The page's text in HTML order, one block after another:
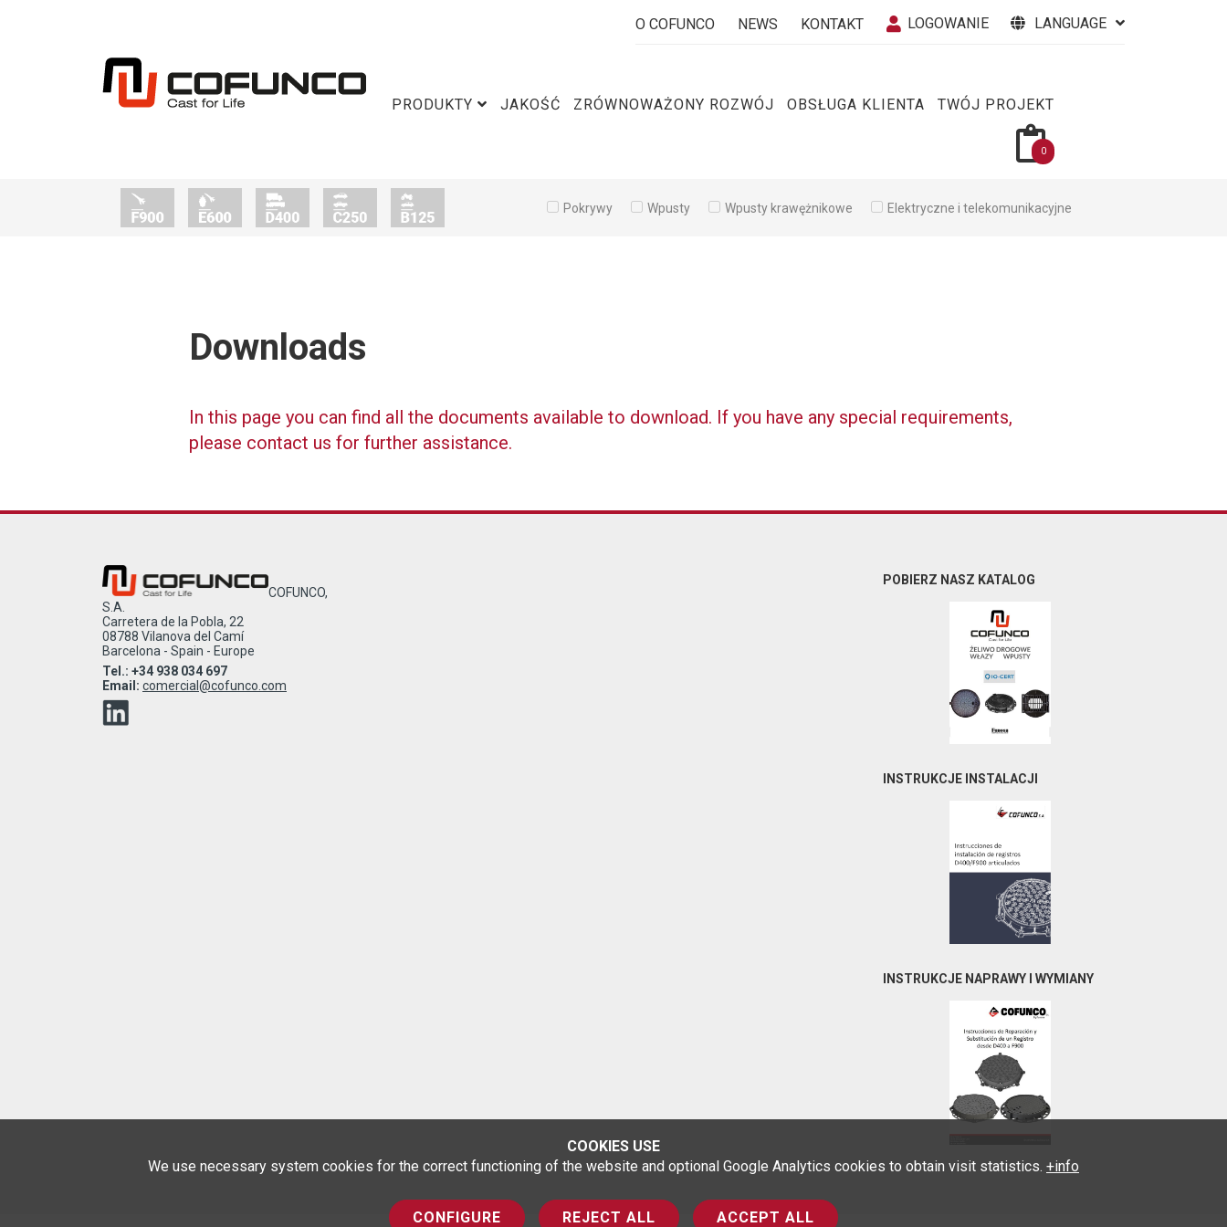
COOKIES USE
We use necessary system cookies for the correct functioning of the website and optional Google Analytics cookies to obtain visit statistics. +info
CONFIGURE REJECT ALL ACCEPT ALL
O COFUNCO NEWS KONTAKT LOGOWANIE LANGUAGE
PRODUKTY JAKOŚĆ ZRÓWNOWAŻONY ROZWÓJ OBSŁUGA KLIENTA TWÓJ PROJEKT
0
Pokrywy Wpusty Wpusty krawężnikowe Elektryczne i telekomunikacyjne
Downloads
In this page you can find all the documents available to download. If you have any special requirements,
please contact us for further assistance.
COFUNCO,
S.A.
Carretera de la Pobla, 22
08788 Vilanova del Camí
Barcelona - Spain - Europe
Tel.: +34 938 034 697
Email: comercial@cofunco.com
POBIERZ NASZ KATALOG
INSTRUKCJE INSTALACJI
INSTRUKCJE NAPRAWY I WYMIANY